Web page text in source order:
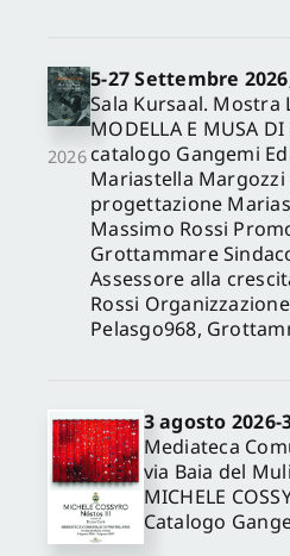
2026
5-27 Settembre
Sala Kursaal. Mostra
MODELLA E MUSA DI
catalogo Gangemi
Mariastella Margozzi
progettazione
Massimo Rossi
Grottammare
Assessore alla
Rossi
Pelasgo968,
3 agosto 2026-
Mediateca
via Baia del
MICHELE
Catalogo